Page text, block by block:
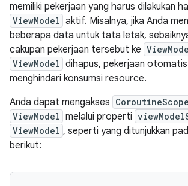
memiliki pekerjaan yang harus dilakukan
ViewModel aktif. Misalnya, jika Anda
beberapa data untuk tata letak,
cakupan pekerjaan tersebut ke
ViewModel dihapus, pekerjaan
menghindari konsumsi resource.
Anda dapat mengakses CoroutineScope
ViewModel melalui properti
ViewModel , seperti yang ditunjukkan
berikut: